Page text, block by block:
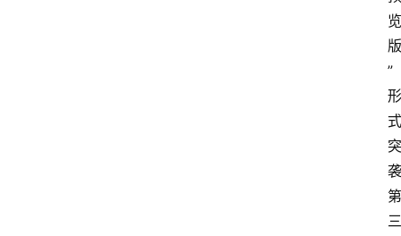
览
版
”
形
式
突
袭
第
三